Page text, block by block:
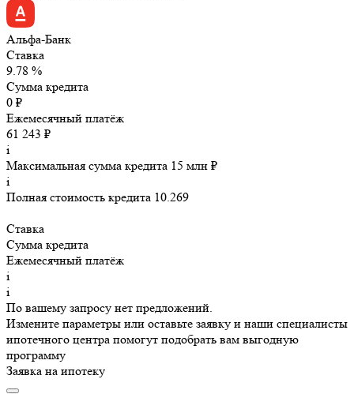
Альфа-Банк
Ставка
9.78 %
Сумма кредита
0 ₽
Ежемесячный платёж
61 243 ₽
i
Максимальная сумма кредита 15 млн ₽
i
Полная стоимость кредита 10.269
Ставка
Сумма кредита
Ежемесячный платёж
i
i
По вашему запросу нет предложений.
Измените параметры или оставьте заявку и наши специалисты
ипотечного центра помогут подобрать вам выгодную
программу
Заявка на ипотеку